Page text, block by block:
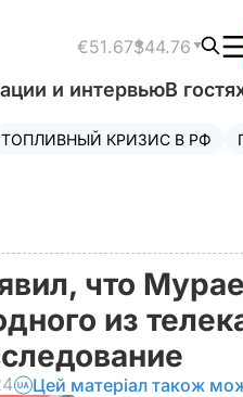
€51.67$44.76
и интервьюВ
ТОПЛИВНЫЙ КРИЗИС В РФ
что
из
Цей матеріал також